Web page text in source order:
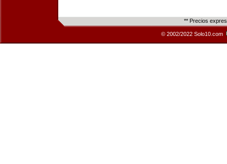
** Precios
© 2002/2022 Solo10.com